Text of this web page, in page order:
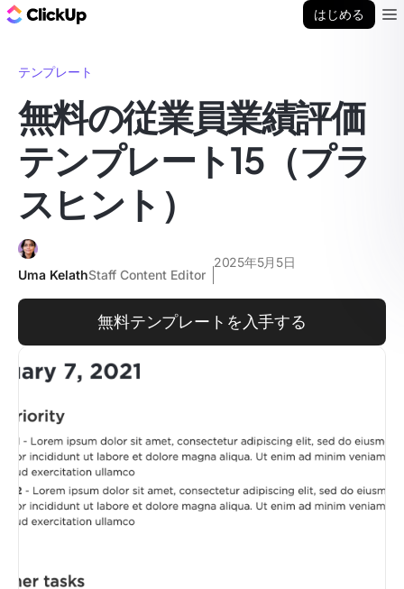
はじめる
テンプレート
無料の従業員業績評価
テンプレート15（プラ
スヒント）
Uma KelathStaff Content Editor
2025年5月5日
無料テンプレートを入手する